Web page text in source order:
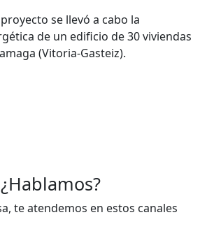
se llevó a cabo la
de un edificio de 30 viviendas
(Vitoria-Gasteiz).
¿Hablamos?
te atendemos en estos canales